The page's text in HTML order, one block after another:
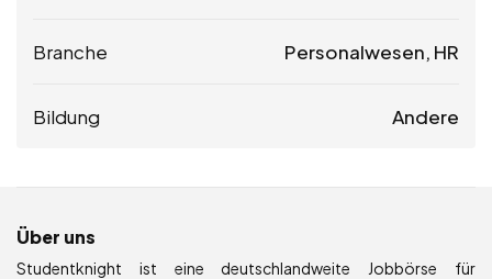
Branche Personalwesen, HR
Bildung Andere
Über uns
Studentknight ist eine deutschlandweite Jobbörse für